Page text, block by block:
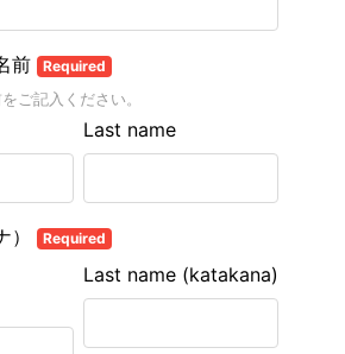
前 Required
ご記入ください。
Last name
） Required
Last name (katakana)